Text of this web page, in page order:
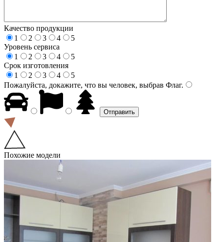
Качество продукции
1
2 3 4
5
Уровень сервиса
1
2 3 4
5
Срок изготовления
1
2 3 4
5
Пожалуйста, докажите, что вы человек, выбрав Флаг.
Похожие модели